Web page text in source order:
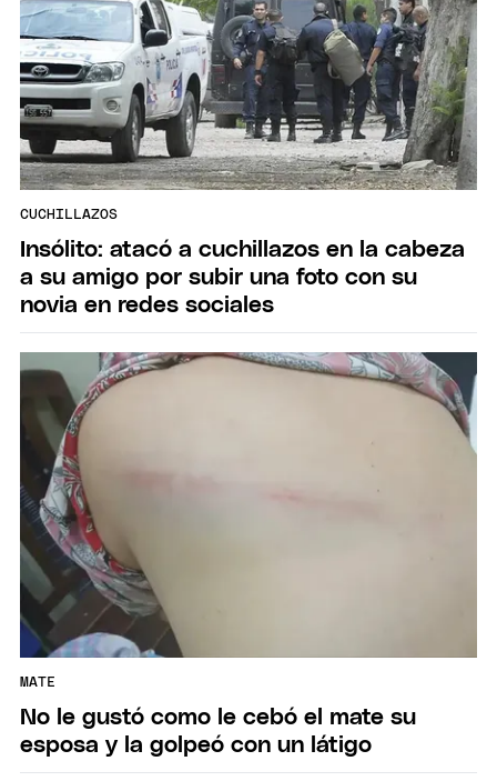
CUCHILLAZOS
Insólito: atacó a cuchillazos en la cabeza
a su amigo por subir una foto con su
novia en redes sociales
MATE
No le gustó como le cebó el mate su
esposa y la golpeó con un látigo